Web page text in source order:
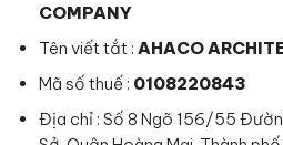
COMPANY
Tên viết tắt : AHACO
Mã số thuế : 0108220843
Địa chỉ : Số 8 Ngõ 156/55